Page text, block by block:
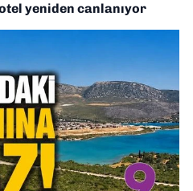
yeniden canlanıyor